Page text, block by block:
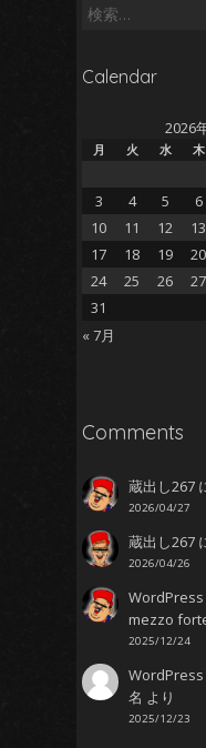
検
Calendar
2026
月 火 水 木
3
4 5 6
10
11 12 13
17
18 19 20
24
25 26 27
31
« 7月
Comments
蔵出し267
2026/04/27
蔵出し267
2026/04/26
WordPress
mezzo
2025/12/24
WordPress
名 より
2025/12/23